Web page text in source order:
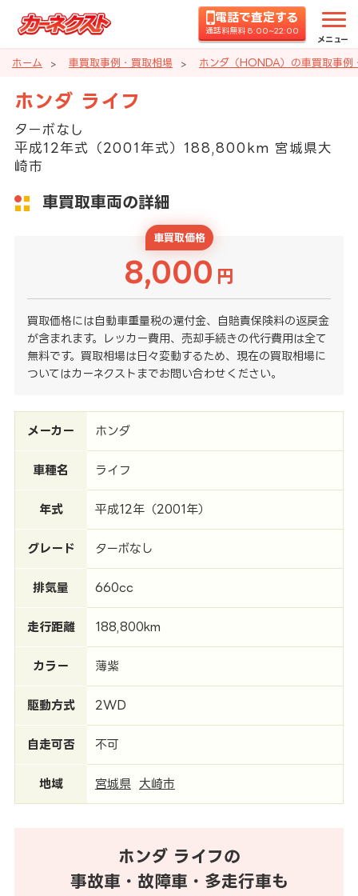
電話で査定する
通話料無料 8:00~22:00
メニュー
ホーム 車買取事例・買取相場 ホンダ（HONDA）の車買取事例
ホンダ ライフ
ターボなし
平成12年式（2001年式）188,800km 宮城県大
崎市
車買取車両の詳細
車買取価格
8,000 円
買取価格には自動車重量税の還付金、自賠責保険料の返戻金
が含まれます。レッカー費用、売却手続きの代行費用は全て
無料です。買取相場は日々変動するため、現在の買取相場に
ついてはカーネクストまでお問い合わせください。
メーカー ホンダ
車種名 ライフ
年式 平成12年（2001年）
グレード ターボなし
排気量 660cc
走行距離 188,800km
カラー 薄紫
駆動方式 2WD
自走可否 不可
地域 宮城県 大崎市
ホンダ ライフの
事故車・故障車・多走行車も